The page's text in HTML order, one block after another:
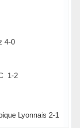
4-0
1-2
Lyonnais 2-1